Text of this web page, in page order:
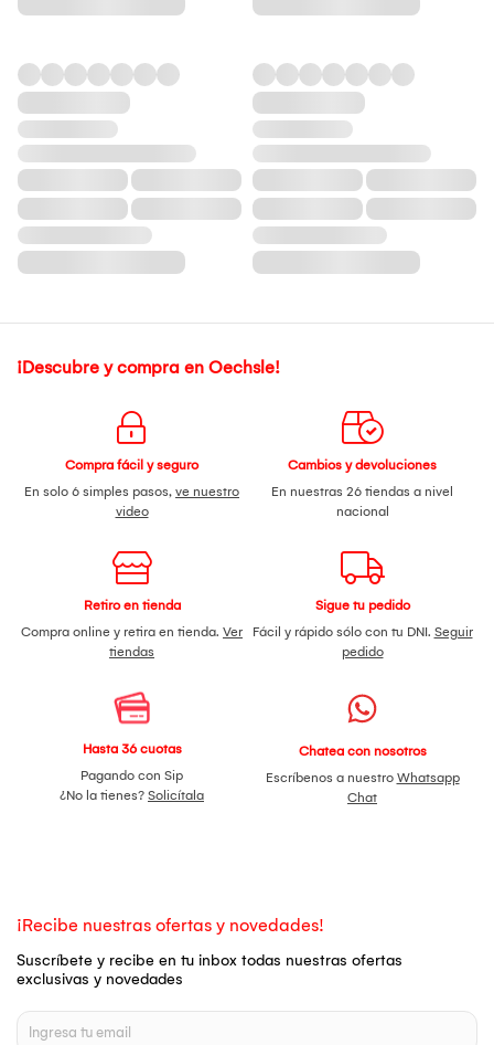
¡Descubre y compra en Oechsle!
Compra fácil y seguro
En solo 6 simples pasos, ve nuestro
video
Cambios y devoluciones
En nuestras 26 tiendas a nivel
nacional
Retiro en tienda
Compra online y retira en tienda. Ver
tiendas
Sigue tu pedido
Fácil y rápido sólo con tu DNI. Seguir
pedido
Hasta 36 cuotas
Pagando con Sip
¿No la tienes? Solicítala
Chatea con nosotros
Escríbenos a nuestro Whatsapp
Chat
¡Recibe nuestras ofertas y novedades!
Suscríbete y recibe en tu inbox todas nuestras ofertas
exclusivas y novedades